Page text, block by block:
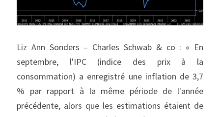
Liz Ann Sonders – Charles Schwab & co : « En
septembre, l'IPC (indice des prix à la
consommation) a enregistré une inflation de 3,7
% par rapport à la même période de l'année
précédente, alors que les estimations étaient de